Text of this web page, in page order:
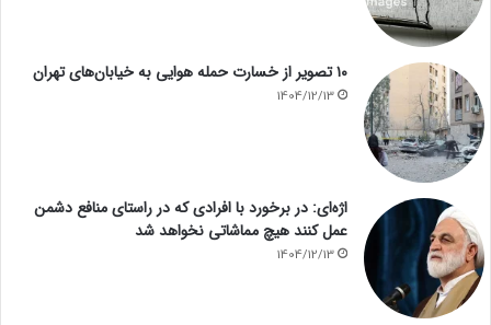
۱۰ تصویر از خسارت حمله هوایی به خیابان‌های تهران
1404/12/13
اژه‌ای: در برخورد با افرادی که در راستای منافع دشمن
عمل کنند هیچ مماشاتی نخواهد شد
1404/12/13